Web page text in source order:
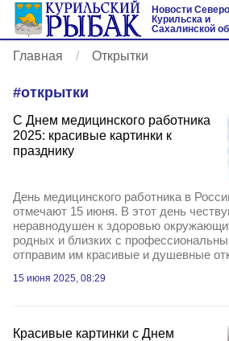
Новости
Курильска и
Сахалинской
Главная Открытки
#открытки
С Днем медицинского работника
2025: красивые картинки к
празднику
День медицинского работника в
отмечают 15 июня. В этот день
неравнодушен к здоровью
родных и близких с
отправим им красивые и душевные
15 июня 2025, 08:29
Красивые картинки с Днем